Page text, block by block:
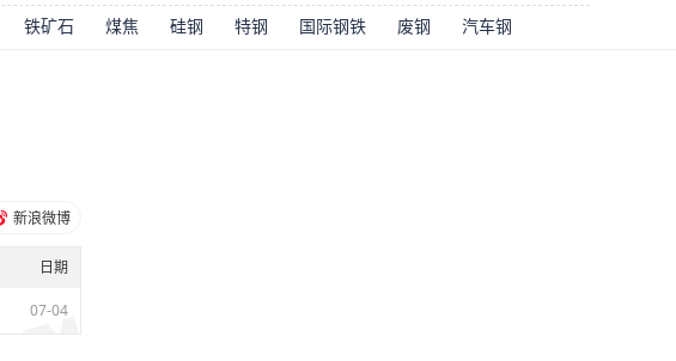
铁矿石 煤焦 硅钢 特钢 国际钢铁 废钢 汽车钢
新浪微博
日期
07-04